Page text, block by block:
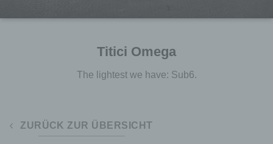
Titici Omega
The lightest we have: Sub6.
ZURÜCK ZUR ÜBERSICHT